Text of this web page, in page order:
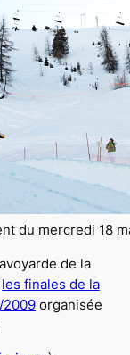
du mercredi 18
de la
les finales de la
2009 organisée